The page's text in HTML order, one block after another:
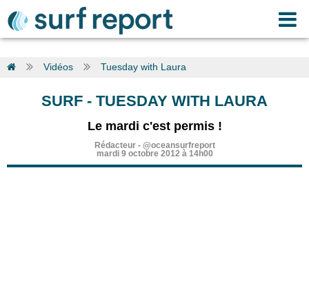
Vidéos Tuesday with Laura
SURF - TUESDAY WITH LAURA
Le mardi c'est permis !
Rédacteur- @oceansurfreport
mardi 9 octobre 2012 à 14h00